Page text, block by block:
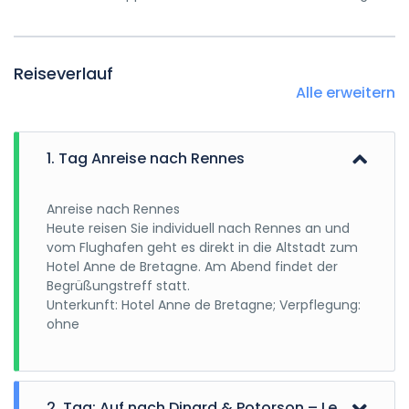
Reiseverlauf
Alle erweitern
1. Tag Anreise nach Rennes
Anreise nach Rennes
Heute reisen Sie individuell nach Rennes an und
vom Flughafen geht es direkt in die Altstadt zum
Hotel Anne de Bretagne. Am Abend findet der
Begrüßungstreff statt.
Unterkunft: Hotel Anne de Bretagne; Verpflegung:
ohne